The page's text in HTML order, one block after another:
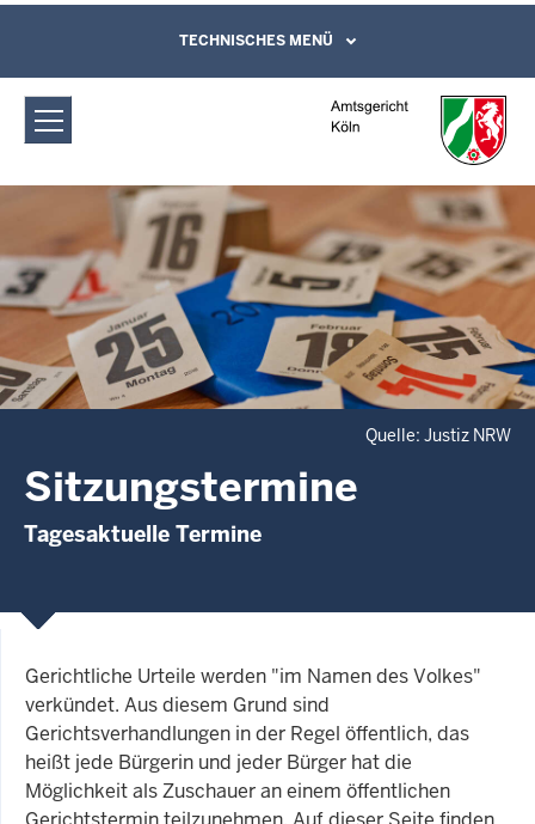
Amtsgericht Köln: Sitzungstermine
Direkt zum Inhalt
Leichte Sprache, Gebärdensprachenvideo
und Kontaktformular
TECHNISCHES MENÜ
Quelle: Justiz NRW
Sitzungstermine
Tagesaktuelle Termine
Gerichtliche Urteile werden "im Namen des Volkes"
verkündet. Aus diesem Grund sind
Gerichtsverhandlungen in der Regel öffentlich, das
heißt jede Bürgerin und jeder Bürger hat die
Möglichkeit als Zuschauer an einem öffentlichen